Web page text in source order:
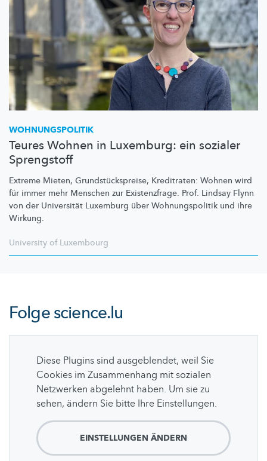
WOHNUNGSPOLITIK
Teures Wohnen in Luxemburg: ein sozialer
Sprengstoff
Extreme Mieten, Grundstückspreise, Kreditraten: Wohnen wird
für immer mehr Menschen zur Existenzfrage. Prof. Lindsay Flynn
von der Universität Luxemburg über Wohnungspolitik und ihre
Wirkung.
University of Luxembourg
Folgescience.lu
Diese Plugins sind ausgeblendet, weil Sie
Cookies im Zusammenhang mit sozialen
Netzwerken abgelehnt haben. Um sie zu
sehen, ändern Sie bitte Ihre Einstellungen.
EINSTELLUNGEN ÄNDERN